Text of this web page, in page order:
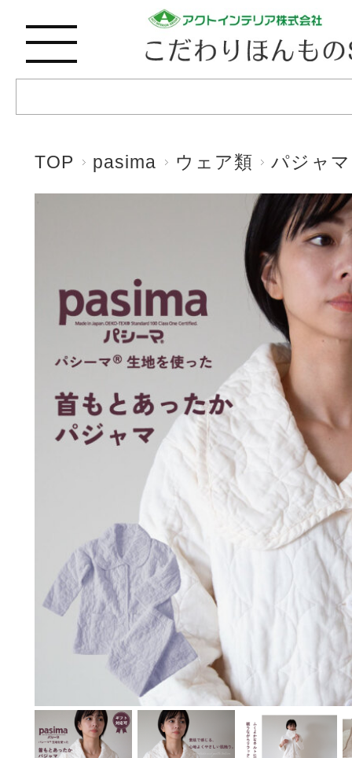
TOP pasima ウェア類 パジャマ